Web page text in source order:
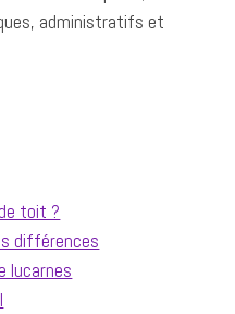
administratifs et
toit ?
différences
lucarnes